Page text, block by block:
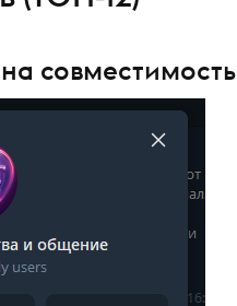
совместимость